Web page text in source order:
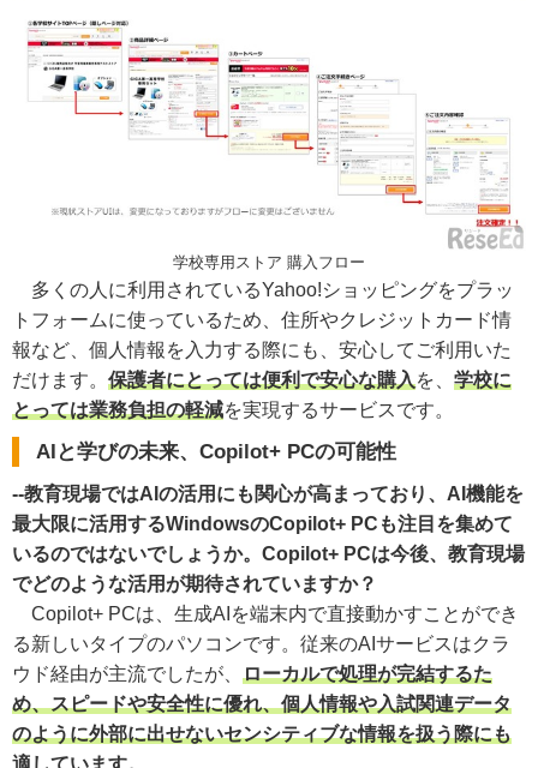
学校専用ストア 購入フロー
多くの人に利用されているYahoo!ショッピングをプラッ
トフォームに使っているため、住所やクレジットカード情
報など、個人情報を入力する際にも、安心してご利用いた
だけます。 保護者にとっては便利で安心な購入を、 学校に
とっては業務負担の軽減を実現するサービスです。
AIと学びの未来、Copilot+ PCの可能性
--教育現場ではAIの活用にも関心が高まっており、AI機能を
最大限に活用するWindowsのCopilot+ PCも注目を集めて
いるのではないでしょうか。Copilot+ PCは今後、教育現場
でどのような活用が期待されていますか？
Copilot+ PCは、生成AIを端末内で直接動かすことができ
る新しいタイプのパソコンです。従来のAIサービスはクラ
ウド経由が主流でしたが、 ローカルで処理が完結するた
め、スピードや安全性に優れ、個人情報や入試関連データ
のように外部に出せないセンシティブな情報を扱う際にも
適しています。